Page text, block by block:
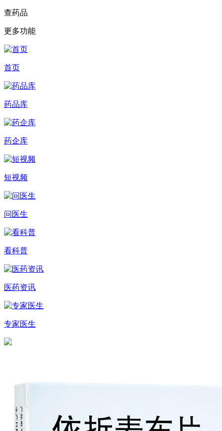
查药品
更多功能
首页
药品库
药企库
短视频
问医生
看科普
医药资讯
专家医生